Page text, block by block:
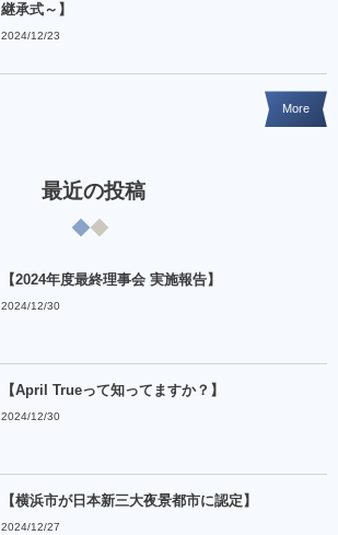
継承式～】
2024/12/23
More
最近の投稿
【2024年度最終理事会 実施報告】
2024/12/30
【April Trueって知ってますか？】
2024/12/30
【横浜市が日本新三大夜景都市に認定】
2024/12/27